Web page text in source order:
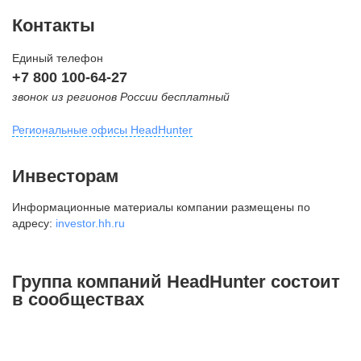
Контакты
Единый телефон
+7 800 100-64-27
звонок из регионов России бесплатный
Региональные офисы HeadHunter
внутригородская территория
Муниципальный округ Тверской,
2-я Брестская ул., д. 48,
+7 495 980-64-27
Инвесторам
Информационные материалы компании размещены по
адресу: investor.hh.ru
Группа компаний HeadHunter состоит
в сообществах